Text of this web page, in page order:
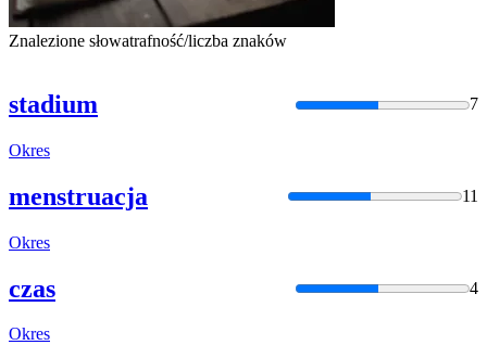
Znalezione słowatrafność/liczba znaków
stadium 7
Okres
menstruacja 11
Okres
czas 4
Okres